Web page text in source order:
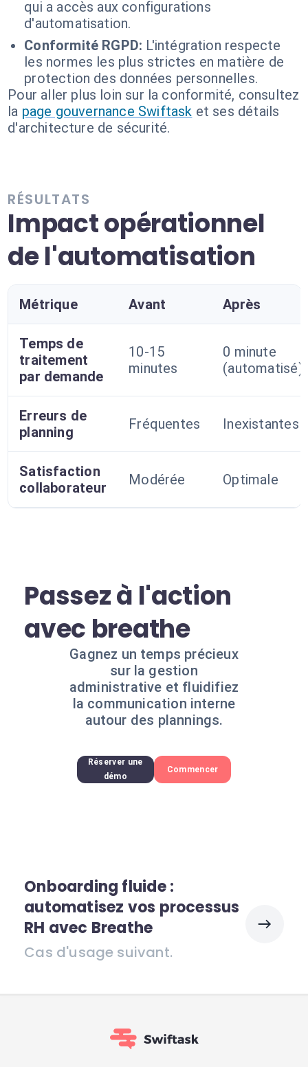
qui a accès aux configurations
d'automatisation.
Conformité RGPD: L'intégration respecte
les normes les plus strictes en matière de
protection des données personnelles.
Pour aller plus loin sur la conformité, consultez
la page gouvernance Swiftask et ses détails
d'architecture de sécurité.
RÉSULTATS
Impact opérationnel
de l'automatisation
Métrique Avant Après
Temps de
traitement
par demande
10-15
minutes
0 minute
(automatisé)
Erreurs de
planning
Fréquentes Inexistantes
Satisfaction
collaborateur
Modérée Optimale
Passez à l'action
avec breathe
Gagnez un temps précieux
sur la gestion
administrative et fluidifiez
la communication interne
autour des plannings.
Réserver une
démo
Commencer
Onboarding fluide :
automatisez vos processus
RH avec Breathe
Cas d'usage suivant.